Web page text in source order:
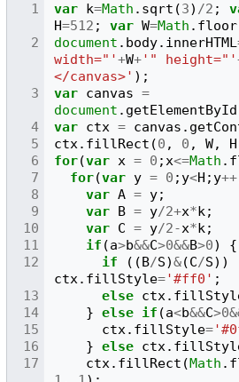
var k=Math . sqrt (3) /2 ;
H=512 ; var W=Math . floor
document . body. innerHTML
width="'+W+'" height="'
</canvas>' );
var canvas =
document . getElementById
var ctx = canvas .
ctx. fillRect (0 , 0 , W, H
for(var x = 0 ;x<=Math .
for(var y = 0 ; y<H ; y++
var A = y;
var B = y/2+x*k;
var C = y/2-x*k;
if (a>b&&C>0&&B>0)
{
if
((B/S)&(C/S))
ctx. fillStyle='#ff0' ;
else ctx.
} else if (a<b&&C>0
ctx. fillStyle=
} else ctx.
ctx. fillRect (Math .